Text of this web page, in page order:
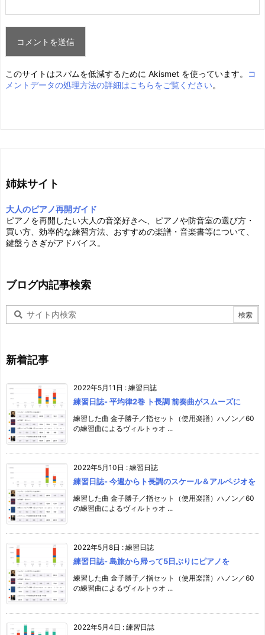
このサイトはスパムを低減するために Akismet を使っています。
コ
メントデータの処理方法の詳細はこちらをご覧ください。
姉妹サイト
大人のピアノ再開ガイド
ピアノを再開したい大人の音楽好きへ、ピアノや防音室の選び方・
買い方、効率的な練習方法、おすすめの楽譜・音楽書等について、
鍵盤うさぎがアドバイス。
ブログ内記事検索
新着記事
2022年5月11日 : 練習日誌
練習日誌- 平均律2巻 ト長調 前奏曲がスムーズに
練習した曲 金子勝子／指セット（使用楽譜）ハノン／60
の練習曲によるヴィルトゥオ ...
2022年5月10日 : 練習日誌
練習日誌- 今週からト長調のスケール＆アルペジオを
練習した曲 金子勝子／指セット（使用楽譜）ハノン／60
の練習曲によるヴィルトゥオ ...
2022年5月8日 : 練習日誌
練習日誌- 島旅から帰って5日ぶりにピアノを
練習した曲 金子勝子／指セット（使用楽譜）ハノン／60
の練習曲によるヴィルトゥオ ...
2022年5月4日 : 練習日誌